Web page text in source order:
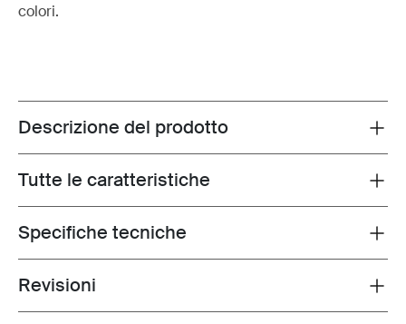
colori.
Toggle overview
Descrizione del prodotto
Toggle features
Tutte le caratteristiche
Toggle techspec
Specifiche tecniche
Toggle overview
Revisioni